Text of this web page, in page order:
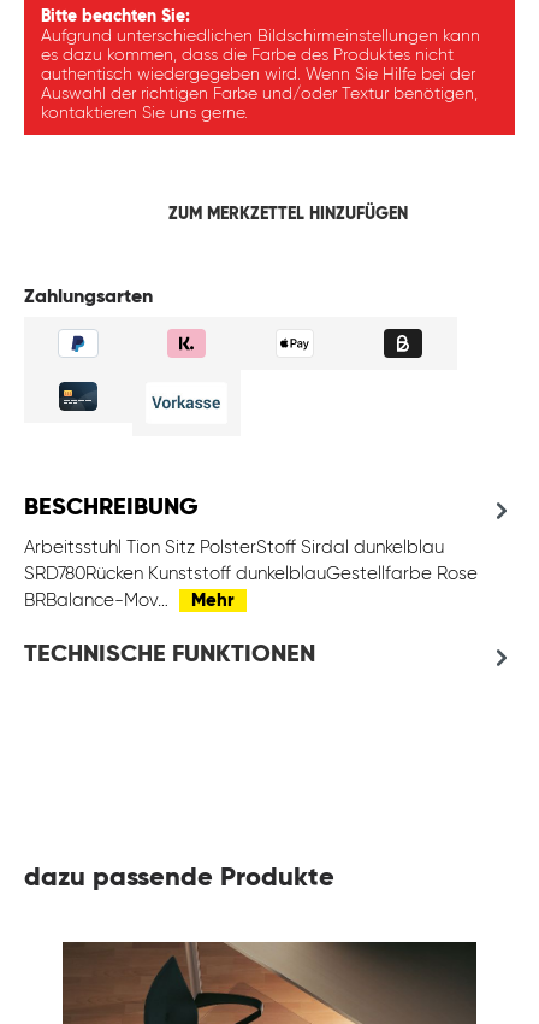
Bitte beachten Sie:
Aufgrund unterschiedlichen Bildschirmeinstellungen kann
es dazu kommen, dass die Farbe des Produktes nicht
authentisch wiedergegeben wird. Wenn Sie Hilfe bei der
Auswahl der richtigen Farbe und/oder Textur benötigen,
kontaktieren Sie uns gerne.
ZUM MERKZETTEL HINZUFÜGEN
Zahlungsarten
BESCHREIBUNG
Arbeitsstuhl Tion Sitz PolsterStoff Sirdal dunkelblau
SRD780Rücken Kunststoff dunkelblauGestellfarbe Rose
BRBalance-Mov…
Mehr
TECHNISCHE FUNKTIONEN
dazu passende Produkte